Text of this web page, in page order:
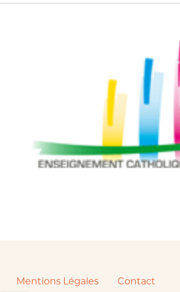
Mentions Légales Contact